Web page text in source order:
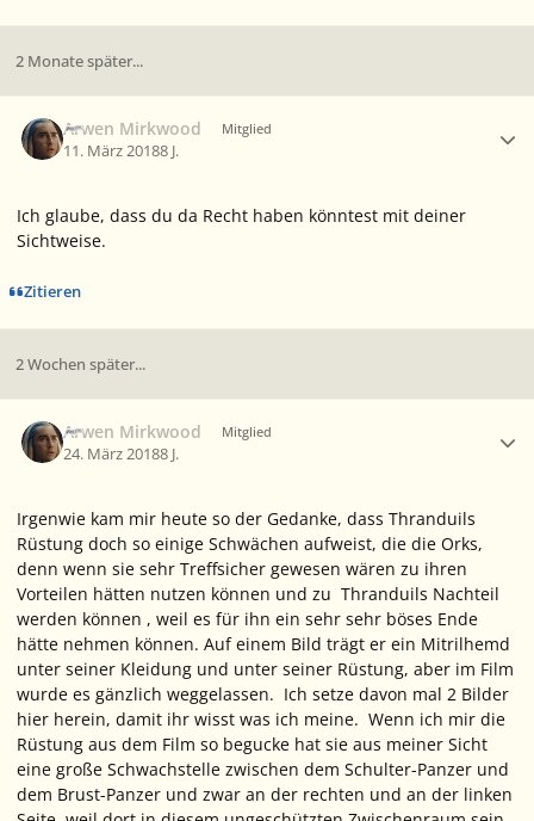
2 Monate später...
Arwen Mirkwood Mitglied
11. März 20188 J.
Ich glaube, dass du da Recht haben könntest mit deiner
Sichtweise.
Zitieren
2 Wochen später...
Arwen Mirkwood Mitglied
24. März 20188 J.
Irgenwie kam mir heute so der Gedanke, dass Thranduils
Rüstung doch so einige Schwächen aufweist, die die Orks,
denn wenn sie sehr Treffsicher gewesen wären zu ihren
Vorteilen hätten nutzen können und zu Thranduils Nachteil
werden können , weil es für ihn ein sehr sehr böses Ende
hätte nehmen können. Auf einem Bild trägt er ein Mitrilhemd
unter seiner Kleidung und unter seiner Rüstung, aber im Film
wurde es gänzlich weggelassen. Ich setze davon mal 2 Bilder
hier herein, damit ihr wisst was ich meine. Wenn ich mir die
Rüstung aus dem Film so begucke hat sie aus meiner Sicht
eine große Schwachstelle zwischen dem Schulter-Panzer und
dem Brust-Panzer und zwar an der rechten und an der linken